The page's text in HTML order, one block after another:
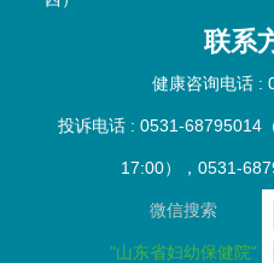
联系
健康咨询电话 :
投诉电话 : 0531-68795014
17:00），0531-
微信搜索
"山东省妇幼保健院"